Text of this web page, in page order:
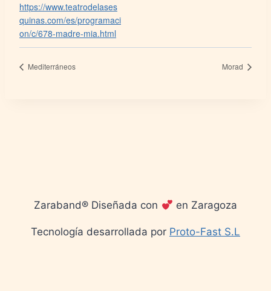
https://www.teatrodelases
quinas.com/es/programaci
on/c/678-madre-mia.html
Mediterráneos Morad
Zaraband® Diseñada con en Zaragoza
Tecnología desarrollada por Proto-Fast S.L